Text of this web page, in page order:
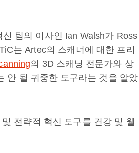
신 팀의 이사인 Ian Walsh가 Ross
는 Artec의 스캐너에 대한 프리
의 3D 스캐닝 전문가와 상
안 될 귀중한 도구라는 것을 알았
전략적 혁신 도구를 건강 및 웰